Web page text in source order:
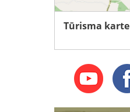
Tūrisma karte